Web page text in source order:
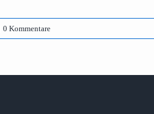
0 Kommentare